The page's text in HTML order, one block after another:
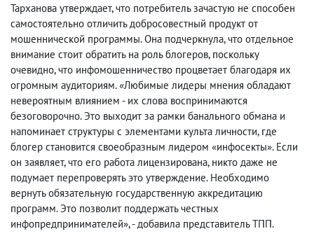
Тарханова утверждает, что потребитель зачастую не способен
самостоятельно отличить добросовестный продукт от
мошеннической программы. Она подчеркнула, что отдельное
внимание стоит обратить на роль блогеров, поскольку
очевидно, что инфомошенничество процветает благодаря их
огромным аудиториям. «Любимые лидеры мнения обладают
невероятным влиянием - их слова воспринимаются
безоговорочно. Это выходит за рамки банального обмана и
напоминает структуры с элементами культа личности, где
блогер становится своеобразным лидером «инфосекты». Если
он заявляет, что его работа лицензирована, никто даже не
подумает перепроверять это утверждение. Необходимо
вернуть обязательную государственную аккредитацию
программ. Это позволит поддержать честных
инфопредпринимателей», - добавила представитель ТПП.